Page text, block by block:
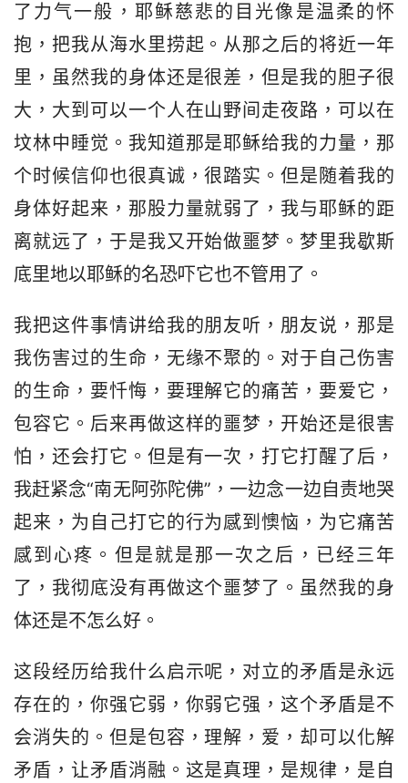
了力气一般，耶稣慈悲的目光像是温柔的怀
抱，把我从海水里捞起。从那之后的将近一年
里，虽然我的身体还是很差，但是我的胆子很
大，大到可以一个人在山野间走夜路，可以在
坟林中睡觉。我知道那是耶稣给我的力量，那
个时候信仰也很真诚，很踏实。但是随着我的
身体好起来，那股力量就弱了，我与耶稣的距
离就远了，于是我又开始做噩梦。梦里我歇斯
底里地以耶稣的名恐吓它也不管用了。
我把这件事情讲给我的朋友听，朋友说，那是
我伤害过的生命，无缘不聚的。对于自己伤害
的生命，要忏悔，要理解它的痛苦，要爱它，
包容它。后来再做这样的噩梦，开始还是很害
怕，还会打它。但是有一次，打它打醒了后，
我赶紧念“南无阿弥陀佛”，一边念一边自责地哭
起来，为自己打它的行为感到懊恼，为它痛苦
感到心疼。但是就是那一次之后，已经三年
了，我彻底没有再做这个噩梦了。虽然我的身
体还是不怎么好。
这段经历给我什么启示呢，对立的矛盾是永远
存在的，你强它弱，你弱它强，这个矛盾是不
会消失的。但是包容，理解，爱，却可以化解
矛盾，让矛盾消融。这是真理，是规律，是自